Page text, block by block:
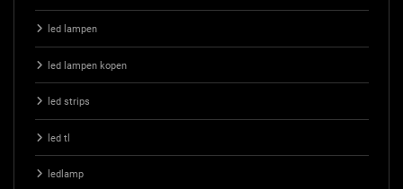
led lampen
led lampen kopen
led strips
led tl
ledlamp